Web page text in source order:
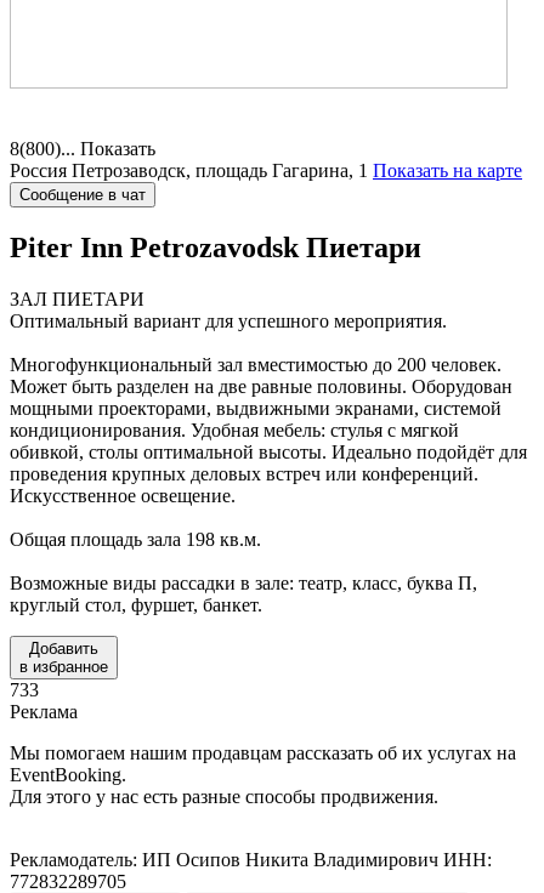
8(800)... Показать
Россия Петрозаводск, площадь Гагарина, 1 Показать на карте
Сообщение в чат
Piter Inn Petrozavodsk Пиетари
ЗАЛ ПИЕТАРИ
Оптимальный вариант для успешного мероприятия.
Многофункциональный зал вместимостью до 200 человек.
Может быть разделен на две равные половины. Оборудован
мощными проекторами, выдвижными экранами, системой
кондиционирования. Удобная мебель: стулья с мягкой
обивкой, столы оптимальной высоты. Идеально подойдёт для
проведения крупных деловых встреч или конференций.
Искусственное освещение.
Общая площадь зала 198 кв.м.
Возможные виды рассадки в зале: театр, класс, буква П,
круглый стол, фуршет, банкет.
Добавить
в избранное
733
Реклама
Мы помогаем нашим продавцам рассказать об их услугах на
EventBooking.
Для этого у нас есть разные способы продвижения.
Рекламодатель: ИП Осипов Никита Владимирович ИНН:
772832289705